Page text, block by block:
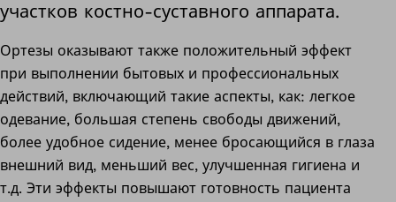
участков костно-суставного аппарата.
Ортезы оказывают также положительный эффект
при выполнении бытовых и профессиональных
действий, включающий такие аспекты, как: легкое
одевание, большая степень свободы движений,
более удобное сидение, менее бросающийся в глаза
внешний вид, меньший вес, улучшенная гигиена и
т.д. Эти эффекты повышают готовность пациента